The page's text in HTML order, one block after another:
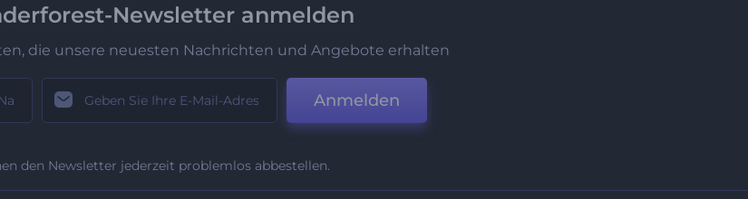
Newsletter anmelden
die unsere neuesten Nachrichten und Angebote erhalten
Anmelden
den Newsletter jederzeit problemlos abbestellen.